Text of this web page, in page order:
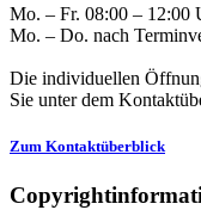
Mo. – Fr. 08:00 – 12:00
Mo. – Do. nach
Die individuellen
Sie unter dem
Zum Kontaktüberblick